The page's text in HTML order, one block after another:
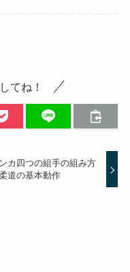
てね！
カ四つの組手の組み方
柔道の基本動作